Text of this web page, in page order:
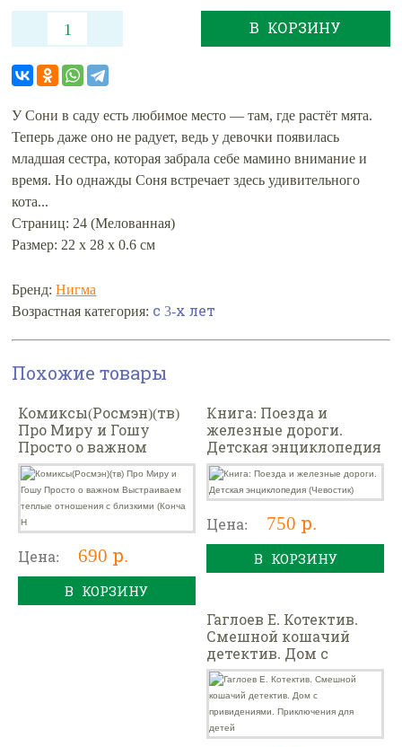
В КОРЗИНУ
У Сони в саду есть любимое место — там, где растёт мята.
Теперь даже оно не радует, ведь у девочки появилась
младшая сестра, которая забрала себе мамино внимание и
время. Но однажды Соня встречает здесь удивительного
кота...
Страниц: 24 (Мелованная)
Размер: 22 х 28 х 0.6 см
Бренд:Нигма
Возрастная категория: с 3-х лет
Похожие товары
Комиксы(Росмэн)(тв)
Про Миру и Гошу
Просто о важном
Выстраиваем теплые
отношения с близкими
(Конча Н
Цена: 690 р.
В КОРЗИНУ
Книга: Поезда и
железные дороги.
Детская энциклопедия
(Чевостик)
Цена: 750 р.
В КОРЗИНУ
Гаглоев Е. Котектив.
Смешной кошачий
детектив. Дом с
привидениями.
Приключения для
детей